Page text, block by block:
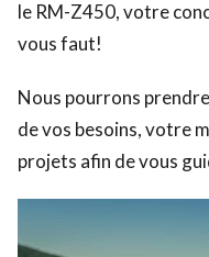
le RM-Z450, votre
vous faut!
Nous pourrons
de vos besoins, votre
projets afin de vous